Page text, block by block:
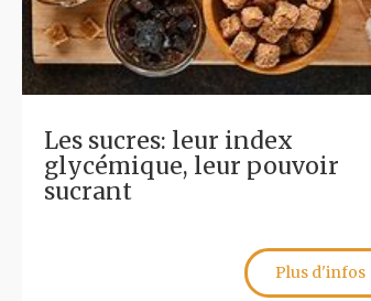
Les sucres: leur index
glycémique, leur pouvoir
sucrant
Plus d'infos